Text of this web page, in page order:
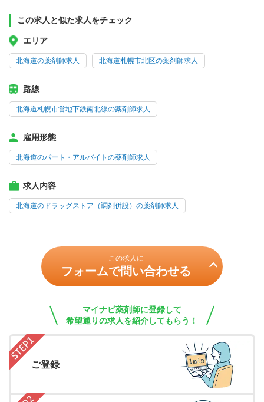
この求人と似た求人をチェック
エリア
北海道の薬剤師求人 北海道札幌市北区の薬剤師求人
路線
北海道札幌市営地下鉄南北線の薬剤師求人
雇用形態
北海道のパート・アルバイトの薬剤師求人
求人内容
北海道のドラッグストア（調剤併設）の薬剤師求人
この求人に
フォームで問い合わせる
マイナビ薬剤師に登録して
希望通りの求人を紹介してもらう！
ご登録